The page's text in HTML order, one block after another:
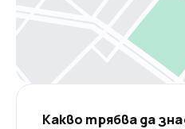
Какво трябва да